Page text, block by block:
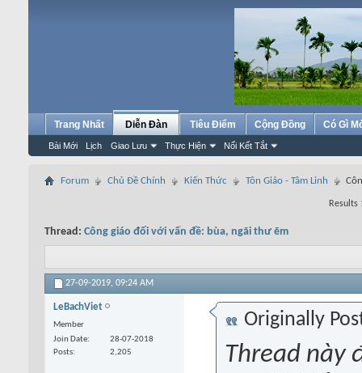
Trang Nhất Diễn Đàn
Bài Mới Lịch Giao Lưu Thực Hiện Nối Kết Tắt
Tiêu Điểm Cộng Đồng Có Gì
Forum Chủ Đề Chính Kiến Thức Tôn Giáo - Tâm Linh
Results
Thread: Công giáo đối với vấn đề: bùa, ngãi thư ẽm
27-09-2019, 09:24 AM
LeBachViet
Member
Join Date
28-07-2018
Posts
2,205
Originally
Thread này